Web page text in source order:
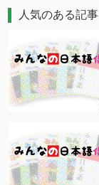
人気のある記事